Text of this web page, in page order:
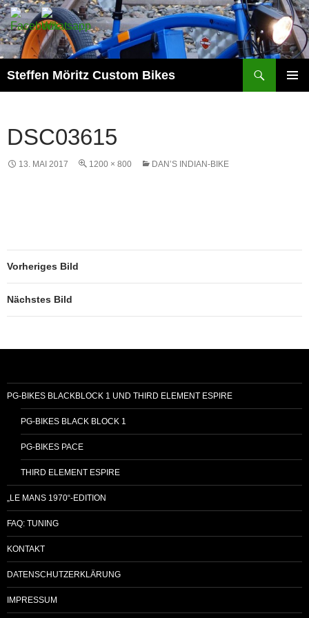
Steffen Möritz Custom Bikes
DSC03615
13. MAI 2017 1200 × 800 DAN’S INDIAN-BIKE
Vorheriges Bild
Nächstes Bild
PG-BIKES BLACKBLOCK 1 UND THIRD ELEMENT ESPIRE
PG-BIKES BLACK BLOCK 1
PG-BIKES PACE
THIRD ELEMENT ESPIRE
„LE MANS 1970“-EDITION
FAQ: TUNING
KONTAKT
DATENSCHUTZERKLÄRUNG
IMPRESSUM